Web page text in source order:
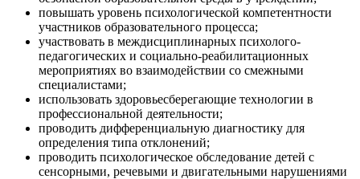
повышать уровень психологической компетентности
участников образовательного процесса;
участвовать в междисциплинарных психолого-
педагогических и социально-реабилитационных
мероприятиях во взаимодействии со смежными
специалистами;
использовать здоровьесберегающие технологии в
профессиональной деятельности;
проводить дифференциальную диагностику для
определения типа отклонений;
проводить психологическое обследование детей с
сенсорными, речевыми и двигательными нарушениями